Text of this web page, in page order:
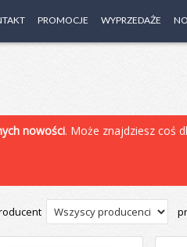
PROMOCJE WYPRZEDAŻE
nowości. Może znajdziesz coś